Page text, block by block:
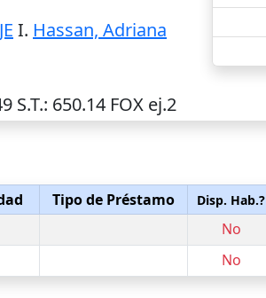
I. Hassan, Adriana
S.T.: 650.14 FOX ej.2
Tipo de Préstamo Disp. Hab.?
No
No